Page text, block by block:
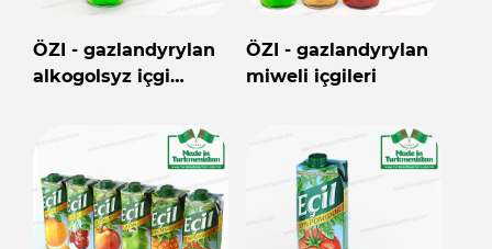
ÖZI - gazlandyrylan
alkogolsyz içgi
ÖZI - gazlandyrylan
miweli içgileri